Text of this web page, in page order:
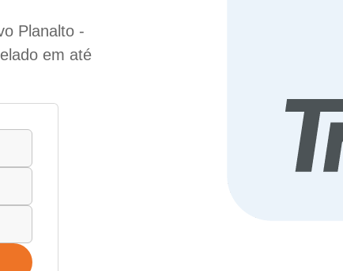
Planalto -
em até